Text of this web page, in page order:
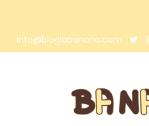
info@bloglabanana.com